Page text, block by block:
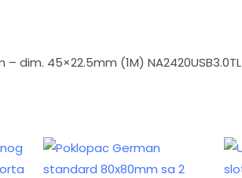
dim. 45×22.5mm (1M) NA2420USB3.0TL